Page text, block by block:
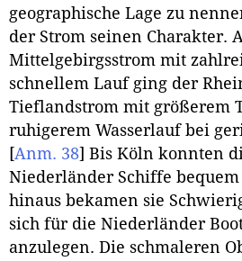
geographische Lage zu
der Strom seinen Charakter.
Mittelgebirgsstrom mit
schnellem Lauf ging der
Tieflandstrom mit größerem
ruhigerem Wasserlauf bei
[Anm. 38] Bis Köln konnten
Niederländer Schiffe
hinaus bekamen sie
sich für die Niederländer
anzulegen. Die schmaleren